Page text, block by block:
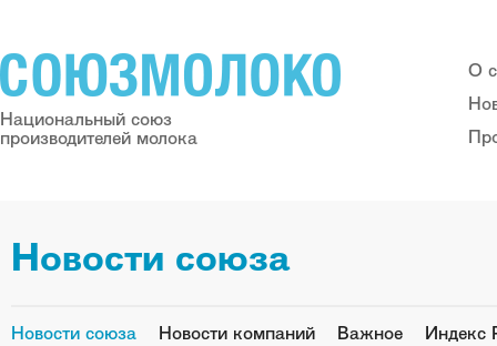
Национальный союз
производителей молока
О
Новости союза
Новости союза Новости компаний Важное Индекс